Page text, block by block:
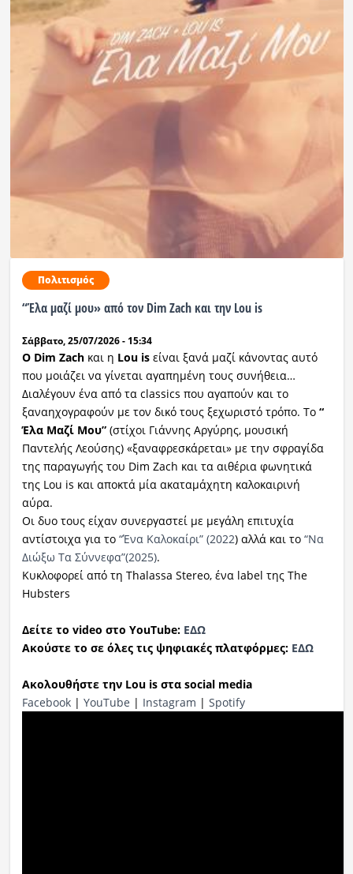
Πολιτισμός
“Έλα μαζί μου» από τον Dim Zach και την Lou is
Σάββατο, 25/07/2026 - 15:34
Ο Dim Zachκαι η Louisείναι ξανά μαζί κάνοντας αυτό
που μοιάζει να γίνεται αγαπημένη τους συνήθεια…
Διαλέγουν ένα από τα classics που αγαπούν και το
ξαναηχογραφούν με τον δικό τους ξεχωριστό τρόπο. Το “
Έλα Μαζί Μου”(στίχοι Γιάννης Αργύρης, μουσική
Παντελής Λεούσης) «ξαναφρεσκάρεται» με την σφραγίδα
της παραγωγής του Dim Zach και τα αιθέρια φωνητικά
της Lou is και αποκτά μία ακαταμάχητη καλοκαιρινή
αύρα.
Οι δυo τους είχαν συνεργαστεί με μεγάλη επιτυχία
αντίστοιχα για το “Ένα Καλοκαίρι” (2022) αλλά και το “Να
Διώξω Τα Σύννεφα”(2025).
Κυκλοφορεί από τη Thalassa Stereo, ένα label της The
Hubsters
Δείτε το video στο YouTube: ΕΔΩ
Ακούστε το σε όλες τις ψηφιακές πλατφόρμες: ΕΔΩ
Ακολουθήστε την Lou is στα social media
Facebook| YouTube | Instagram | Spotify